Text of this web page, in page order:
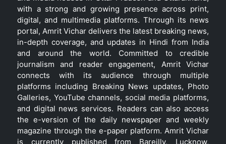
with a strong and growing presence across print,
digital, and multimedia platforms. Through its news
portal, Amrit Vichar delivers the latest breaking news,
in-depth coverage, and updates in Hindi from India
and around the world. Committed to credible
journalism and reader engagement, Amrit Vichar
connects with its audience through multiple
platforms including Breaking News updates, Photo
Galleries, YouTube channels, social media platforms,
and digital news services. Readers can also access
the e-version of the daily newspaper and weekly
magazine through the e-paper platform. Amrit Vichar
is currently published from Bareilly, Lucknow,